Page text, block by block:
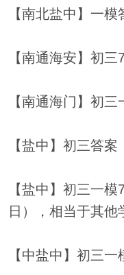
【南北盐中】一模
【南通海安】初三
【南通海门】初
【盐中】初三答案
【盐中】初三一
日），相当于其他
【中盐中】初三